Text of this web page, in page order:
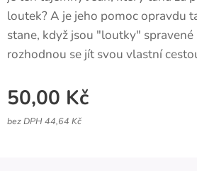
loutek? A je jeho pomoc opravdu
stane, když jsou "loutky" spravené
rozhodnou se jít svou vlastní
50,00 Kč
bez DPH 44,64 Kč